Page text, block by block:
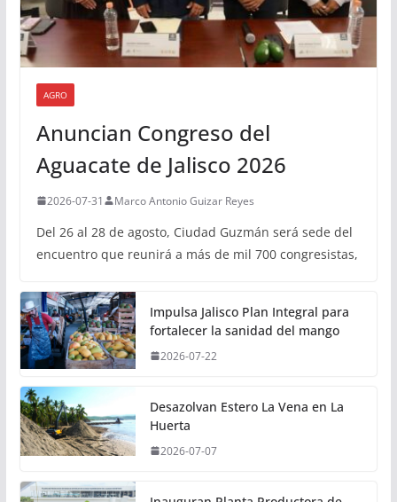
AGRO
Anuncian Congreso del
Aguacate de Jalisco 2026
2026-07-31 Marco Antonio Guizar Reyes
Del 26 al 28 de agosto, Ciudad Guzmán será sede del
encuentro que reunirá a más de mil 700 congresistas,
Impulsa Jalisco Plan Integral para
fortalecer la sanidad del mango
2026-07-22
Desazolvan Estero La Vena en La
Huerta
2026-07-07